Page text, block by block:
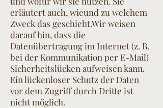
erläutert auch, wieund zu welchem
Zweck das geschieht.Wir weisen
darauf hin, dass die
Datenübertragung im Internet (z. B.
bei der Kommunikation per E-Mail)
Sicherheitslücken aufweisen kann.
Ein lückenloser Schutz der Daten
vor dem Zugriff durch Dritte ist
nicht möglich.